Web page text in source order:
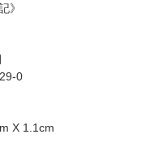
》
0
X 1.1cm